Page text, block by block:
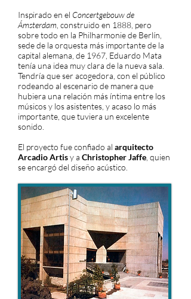
Inspirado en el Concertgebouw de
Ámsterdam , construido en 1888, pero
sobre todo en la Philharmonie de Berlín,
sede de la orquesta más importante de la
capital alemana, de 1967, Eduardo Mata
tenía una idea muy clara de la nueva sala.
Tendría que ser acogedora, con el público
rodeando al escenario de manera que
hubiera una relación más íntima entre los
músicos y los asistentes, y acaso lo más
importante, que tuviera un excelente
sonido.
El proyecto fue confiado al arquitecto
Arcadio Artisy a Christopher Jaffe , quien
se encargó del diseño acústico.